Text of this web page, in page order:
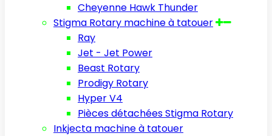
Cheyenne Hawk Thunder
Stigma Rotary machine à tatouer
Ray
Jet - Jet Power
Beast Rotary
Prodigy Rotary
Hyper V4
Pièces détachées Stigma Rotary
Inkjecta machine à tatouer